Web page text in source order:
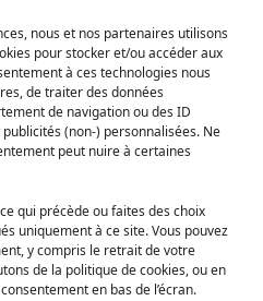
nous et nos partenaires utilisons
pour stocker et/ou accéder aux
à ces technologies nous
de traiter des données
de navigation ou des ID
(non-) personnalisées. Ne
peut nuire à certaines
qui précède ou faites des choix
uniquement à ce site. Vous pouvez
y compris le retrait de votre
de la politique de cookies, ou en
en bas de l’écran.
ou 500
× 25cm), 300 pièces (40cm ×
× 38cm),
,Mon voisin Totoro,Puzzle
Totoro